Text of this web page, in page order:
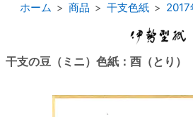
ホーム 商品 干支色紙 2017
干支の豆（ミニ）色紙：酉（とり）